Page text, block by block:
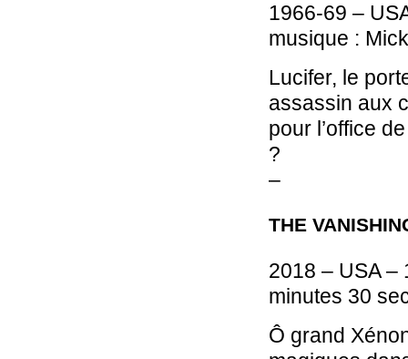
1966-69 –
musique :
Lucifer, le
assassin aux
pour l’office
?
–
THE
2018 – USA –
minutes 30
Ô grand